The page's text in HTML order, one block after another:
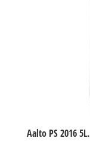
Aalto PS 2016 5L.